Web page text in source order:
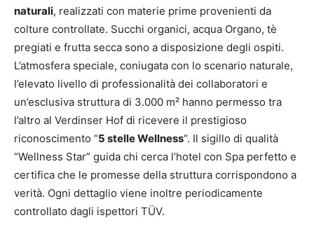
naturali, realizzati con materie prime provenienti da
colture controllate. Succhi organici, acqua Organo, tè
pregiati e frutta secca sono a disposizione degli ospiti.
L’atmosfera speciale, coniugata con lo scenario naturale,
l’elevato livello di professionalità dei collaboratori e
un’esclusiva struttura di 3.000 m² hanno permesso tra
l’altro al Verdinser Hof di ricevere il prestigioso
riconoscimento “5 stelle Wellness“. Il sigillo di qualità
“Wellness Star” guida chi cerca l’hotel con Spa perfetto e
certifica che le promesse della struttura corrispondono a
verità. Ogni dettaglio viene inoltre periodicamente
controllato dagli ispettori TÜV.